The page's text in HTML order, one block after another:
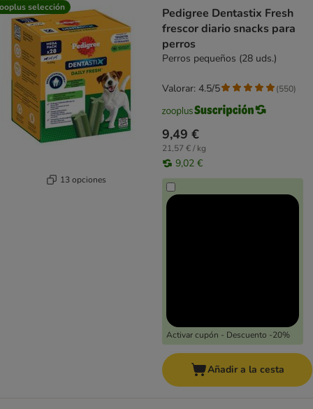
selección
13 opciones
Pedigree Dentastix Fresh
frescor diario snacks para
perros
Perros pequeños (28 uds.)
9,49 €
21,57 € / kg
9,02 €
Activar cupón - Descuento -20%
Valorar: 4.5/5 (550)
Añadir a la cesta